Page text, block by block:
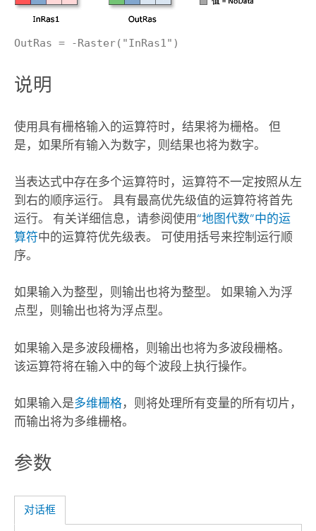
OutRas = -Raster("InRas1")
说明
使用具有栅格输入的运算符时，结果将为栅格。 但
是，如果所有输入为数字，则结果也将为数字。
当表达式中存在多个运算符时，运算符不一定按照从左
到右的顺序运行。 具有最高优先级值的运算符将首先
运行。 有关详细信息，请参阅使用“地图代数”中的运
算符中的运算符优先级表。 可使用括号来控制运行顺
序。
如果输入为整型，则输出也将为整型。 如果输入为浮
点型，则输出也将为浮点型。
如果输入是多波段栅格，则输出也将为多波段栅格。
该运算符将在输入中的每个波段上执行操作。
如果输入是多维栅格，则将处理所有变量的所有切片，
而输出将为多维栅格。
参数
对话框